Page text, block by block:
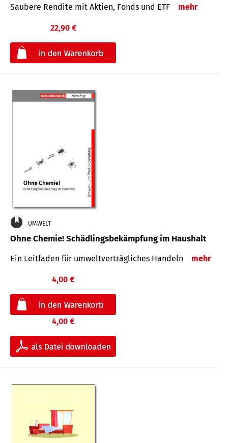
Saubere Rendite mit Aktien, Fonds und ETF mehr
22,90 €
UMWELT
Ohne Chemie! Schädlingsbekämpfung im Haushalt
Ein Leitfaden für um­welt­ver­träg­liches Han­deln mehr
4,00 €
4,00 €